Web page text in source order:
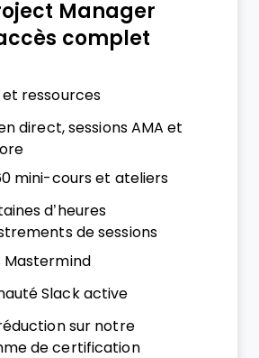
Manager
complet
et ressources
direct, sessions AMA et
mini-cours et ateliers
d’heures
de sessions
Mastermind
Slack active
sur notre
de certification